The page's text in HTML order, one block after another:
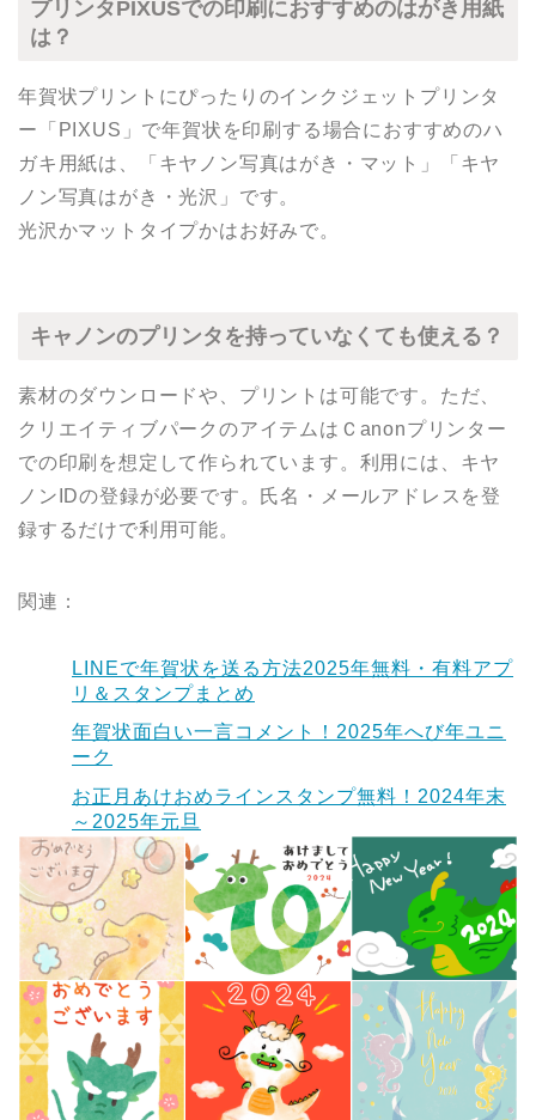
プリンタPIXUSでの印刷におすすめのはがき用紙
は？
年賀状プリントにぴったりのインクジェットプリンタ
ー「PIXUS」で年賀状を印刷する場合におすすめのハ
ガキ用紙は、「キヤノン写真はがき・マット」「キヤ
ノン写真はがき・光沢」です。
光沢かマットタイプかはお好みで。
キャノンのプリンタを持っていなくても使える？
素材のダウンロードや、プリントは可能です。ただ、
クリエイティブパークのアイテムはＣanonプリンター
での印刷を想定して作られています。利用には、キヤ
ノンIDの登録が必要です。氏名・メールアドレスを登
録するだけで利用可能。
関連：
LINEで年賀状を送る方法2025年無料・有料アプ
リ＆スタンプまとめ
年賀状面白い一言コメント！2025年へび年ユニ
ーク
お正月あけおめラインスタンプ無料！2024年末
～2025年元旦